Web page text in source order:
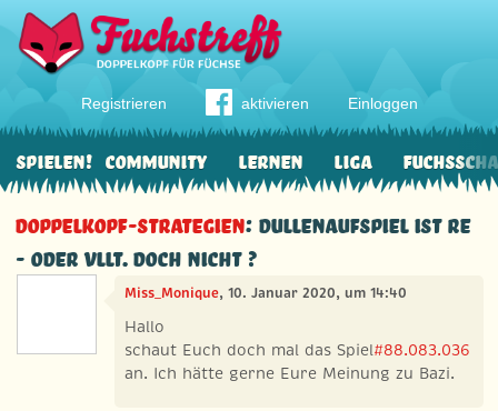
Registrieren aktivieren Einloggen
Community Lernen Liga
Spielen!
Doppelkopf-Strategien: Dullenaufspiel ist re
- oder vllt. doch nicht ?
Miss_Monique, 10. Januar 2020, um 14:40
Hallo
schaut Euch doch mal das Spiel#88.083.036
an. Ich hätte gerne Eure Meinung zu Bazi.